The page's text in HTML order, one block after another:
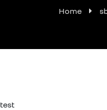
Home
test